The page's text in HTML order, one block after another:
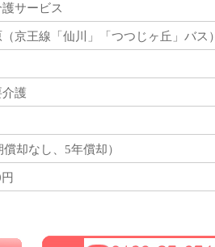
サービス
京王線「仙川」「つつじヶ丘」バス）
護
却なし、5年償却）
円